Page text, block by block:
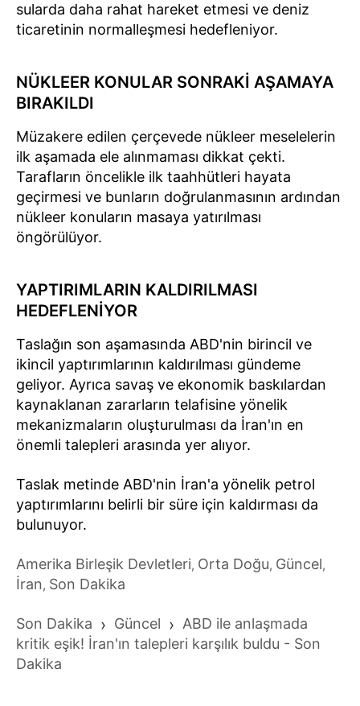
sularda daha rahat hareket etmesi ve deniz
ticaretinin normalleşmesi hedefleniyor.
NÜKLEER KONULAR SONRAKİ AŞAMAYA
BIRAKILDI
Müzakere edilen çerçevede nükleer meselelerin
ilk aşamada ele alınmaması dikkat çekti.
Tarafların öncelikle ilk taahhütleri hayata
geçirmesi ve bunların doğrulanmasının ardından
nükleer konuların masaya yatırılması
öngörülüyor.
YAPTIRIMLARIN KALDIRILMASI
HEDEFLENİYOR
Taslağın son aşamasında ABD'nin birincil ve
ikincil yaptırımlarının kaldırılması gündeme
geliyor. Ayrıca savaş ve ekonomik baskılardan
kaynaklanan zararların telafisine yönelik
mekanizmaların oluşturulması da İran'ın en
önemli talepleri arasında yer alıyor.
Taslak metinde ABD'nin İran'a yönelik petrol
yaptırımlarını belirli bir süre için kaldırması da
bulunuyor.
Amerika Birleşik Devletleri, Orta Doğu, Güncel,
İran, Son Dakika
Son Dakika › Güncel › ABD ile anlaşmada
kritik eşik! İran'ın talepleri karşılık buldu - Son
Dakika